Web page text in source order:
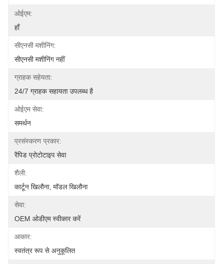
ओईएम:
हाँ
सीएनसी मशीनिंग:
सीएनसी मशीनिंग नहीं
ग्राहक सहेयता:
24/7 ग्राहक सहायता उपलब्ध है
ओईएम सेवा:
समर्थन
प्रसंस्करण प्रकार:
रैपिड प्रोटोटाइप सेवा
शैली:
कार्टून खिलौना, मॉडल खिलौना
सेवा:
OEM ओडीएम स्वीकार करें
आकार:
स्वतंत्र रूप से अनुकूलित